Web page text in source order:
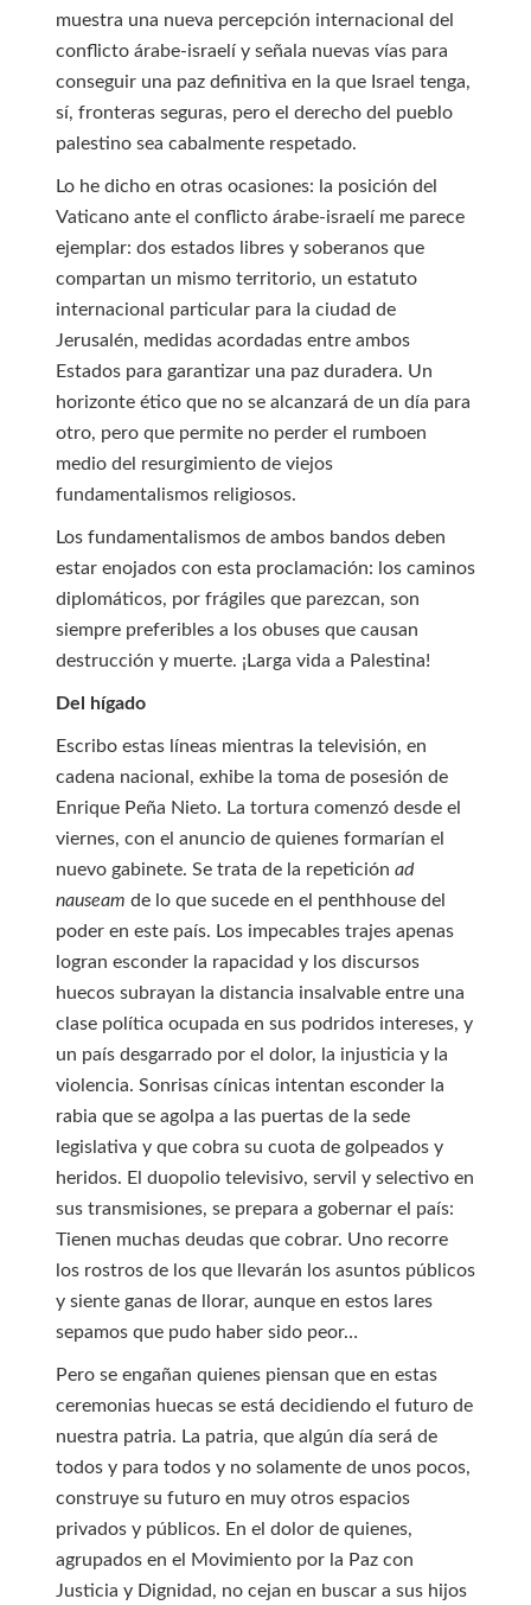
muestra una nueva percepción internacional del
conflicto árabe-israelí y señala nuevas vías para
conseguir una paz definitiva en la que Israel tenga,
sí, fronteras seguras, pero el derecho del pueblo
palestino sea cabalmente respetado.
Lo he dicho en otras ocasiones: la posición del
Vaticano ante el conflicto árabe-israelí me parece
ejemplar: dos estados libres y soberanos que
compartan un mismo territorio, un estatuto
internacional particular para la ciudad de
Jerusalén, medidas acordadas entre ambos
Estados para garantizar una paz duradera. Un
horizonte ético que no se alcanzará de un día para
otro, pero que permite no perder el rumboen
medio del resurgimiento de viejos
fundamentalismos religiosos.
Los fundamentalismos de ambos bandos deben
estar enojados con esta proclamación: los caminos
diplomáticos, por frágiles que parezcan, son
siempre preferibles a los obuses que causan
destrucción y muerte. ¡Larga vida a Palestina!
Del hígado
Escribo estas líneas mientras la televisión, en
cadena nacional, exhibe la toma de posesión de
Enrique Peña Nieto. La tortura comenzó desde el
viernes, con el anuncio de quienes formarían el
nuevo gabinete. Se trata de la repetición ad
nauseam de lo que sucede en el penthhouse del
poder en este país. Los impecables trajes apenas
logran esconder la rapacidad y los discursos
huecos subrayan la distancia insalvable entre una
clase política ocupada en sus podridos intereses, y
un país desgarrado por el dolor, la injusticia y la
violencia. Sonrisas cínicas intentan esconder la
rabia que se agolpa a las puertas de la sede
legislativa y que cobra su cuota de golpeados y
heridos. El duopolio televisivo, servil y selectivo en
sus transmisiones, se prepara a gobernar el país:
Tienen muchas deudas que cobrar. Uno recorre
los rostros de los que llevarán los asuntos públicos
y siente ganas de llorar, aunque en estos lares
sepamos que pudo haber sido peor…
Pero se engañan quienes piensan que en estas
ceremonias huecas se está decidiendo el futuro de
nuestra patria. La patria, que algún día será de
todos y para todos y no solamente de unos pocos,
construye su futuro en muy otros espacios
privados y públicos. En el dolor de quienes,
agrupados en el Movimiento por la Paz con
Justicia y Dignidad, no cejan en buscar a sus hijos